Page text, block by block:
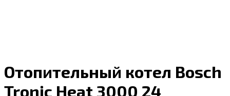
Отопительный котел Bosch
Tronic Heat 3000 24